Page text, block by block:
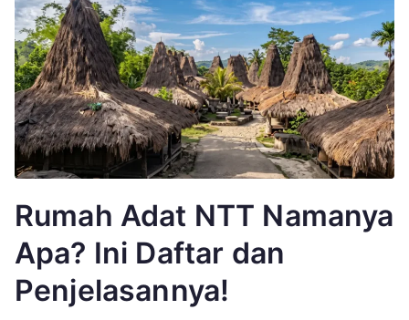
Rumah Adat NTT Namanya
Apa? Ini Daftar dan
Penjelasannya!